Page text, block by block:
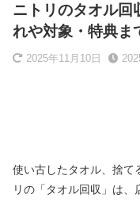
ニトリのタオル回
れや対象・特典ま
2025年11月10日
使い古したタオル、捨
リの「タオル回収」は